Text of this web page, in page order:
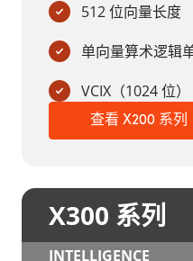
512 位向量长度
单向量算术逻辑
VCIX（1024 位）
查看 X200 系列
X300 系列
INTELLIGENCE